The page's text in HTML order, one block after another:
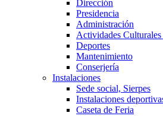
Dirección
Presidencia
Administración
Actividades
Deportes
Mantenimiento
Conserjería
Instalaciones
Sede social, Sierpes
Instalaciones
Caseta de Feria